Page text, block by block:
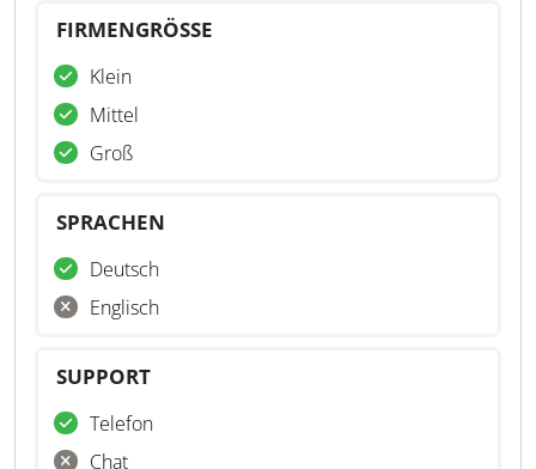
FIRMENGRÖSSE
Klein
Mittel
Groß
SPRACHEN
Deutsch
Englisch
SUPPORT
Telefon
Chat